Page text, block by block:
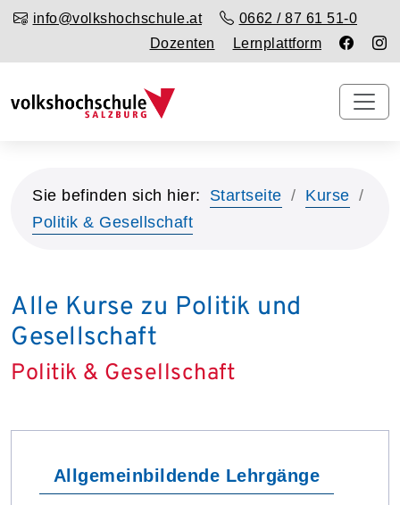
info@volkshochschule.at
0662 / 87 61 51-0
Dozenten
Lernplattform
Sie befinden sich hier: Startseite
Kurse
Politik & Gesellschaft
Alle Kurse zu Politik und
Gesellschaft
Politik & Gesellschaft
Allgemeinbildende Lehrgänge